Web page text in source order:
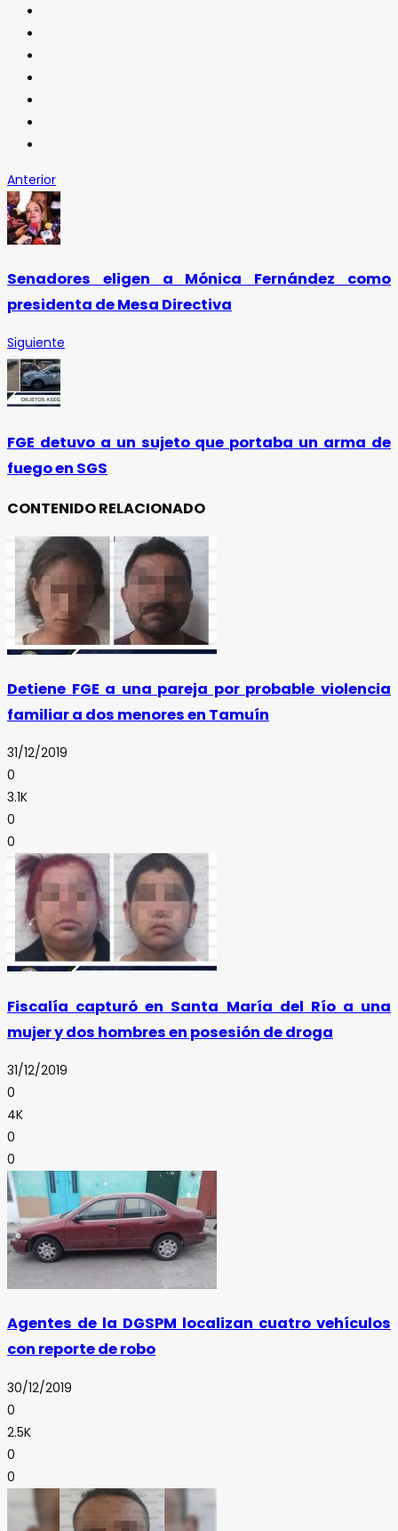
Anterior
Senadores eligen a Mónica Fernández como
presidenta de Mesa Directiva
Siguiente
FGE detuvo a un sujeto que portaba un arma de
fuego en SGS
CONTENIDO RELACIONADO
Detiene FGE a una pareja por probable violencia
familiar a dos menores en Tamuín
31/12/2019
0
3.1K
0
0
Fiscalía capturó en Santa María del Río a una
mujer y dos hombres en posesión de droga
31/12/2019
0
4K
0
0
Agentes de la DGSPM localizan cuatro vehículos
con reporte de robo
30/12/2019
0
2.5K
0
0